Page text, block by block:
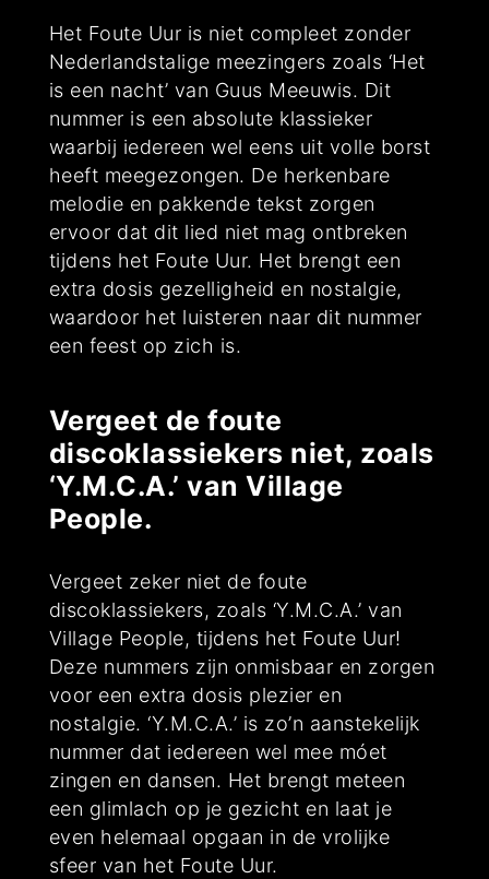
Het Foute Uur is niet compleet zonder
Nederlandstalige meezingers zoals ‘Het
is een nacht’ van Guus Meeuwis. Dit
nummer is een absolute klassieker
waarbij iedereen wel eens uit volle borst
heeft meegezongen. De herkenbare
melodie en pakkende tekst zorgen
ervoor dat dit lied niet mag ontbreken
tijdens het Foute Uur. Het brengt een
extra dosis gezelligheid en nostalgie,
waardoor het luisteren naar dit nummer
een feest op zich is.
Vergeet de foute
discoklassiekers niet, zoals
‘Y.M.C.A.’ van Village
People.
Vergeet zeker niet de foute
discoklassiekers, zoals ‘Y.M.C.A.’ van
Village People, tijdens het Foute Uur!
Deze nummers zijn onmisbaar en zorgen
voor een extra dosis plezier en
nostalgie. ‘Y.M.C.A.’ is zo’n aanstekelijk
nummer dat iedereen wel mee móet
zingen en dansen. Het brengt meteen
een glimlach op je gezicht en laat je
even helemaal opgaan in de vrolijke
sfeer van het Foute Uur.